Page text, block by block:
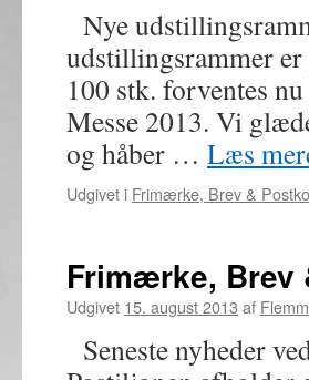
Nye
udstillingsrammer er
100 stk. forventes
Messe 2013. Vi
og håber … Læs
Udgivet i Frimærke, Brev &
Frimærke, Brev
Udgivet 15. august 2013 af
Seneste nyheder